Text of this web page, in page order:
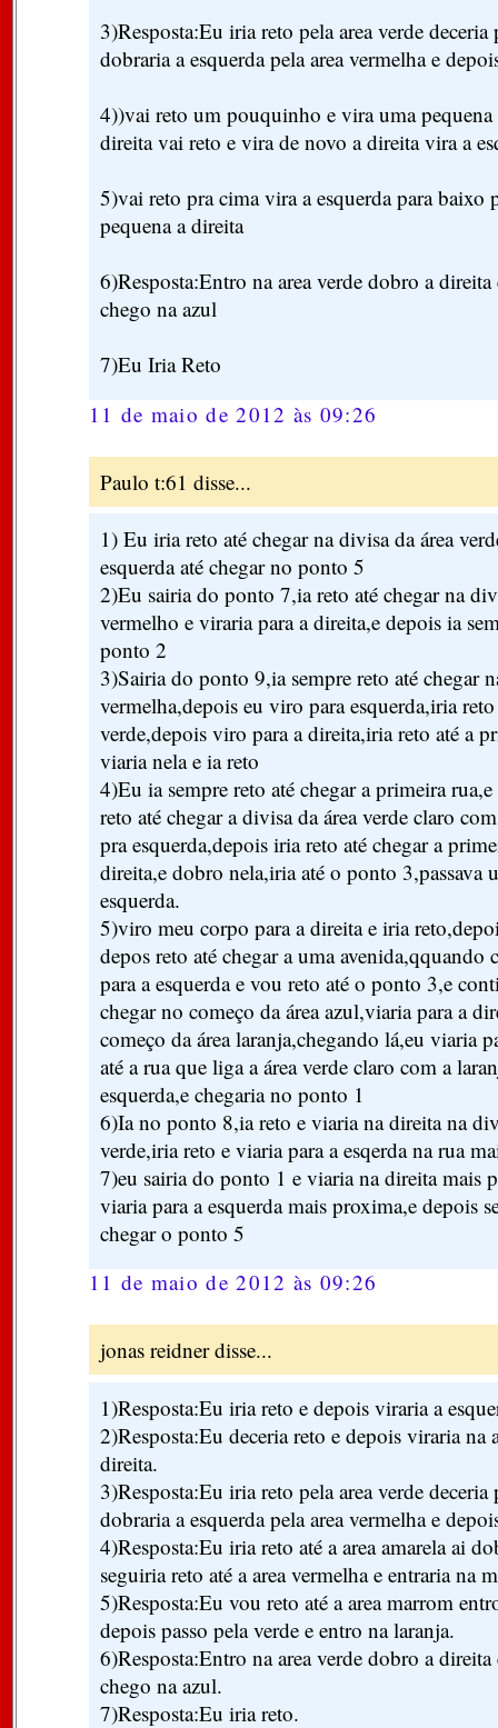
3)Resposta:Eu iria reto pela area verde deceria
dobraria a esquerda pela area vermelha e
4))vai reto um pouquinho e vira uma
direita vai reto e vira de novo a direita vira a
5)vai reto pra cima vira a esquerda para baixo
pequena a direita
6)Resposta:Entro na area verde dobro a
chego na azul
7)Eu Iria Reto
11 de maio de 2012 às 09:26
Paulo t:61 disse...
1) Eu iria reto até chegar na divisa da área
esquerda até chegar no ponto 5
2)Eu sairia do ponto 7,ia reto até chegar na
vermelho e viraria para a direita,e depois ia
ponto 2
3)Sairia do ponto 9,ia sempre reto até chegar
vermelha,depois eu viro para esquerda,iria
verde,depois viro para a direita,iria reto até a
viaria nela e ia reto
4)Eu ia sempre reto até chegar a primeira
reto até chegar a divisa da área verde claro
pra esquerda,depois iria reto até chegar a
direita,e dobro nela,iria até o ponto 3,passava
esquerda.
5)viro meu corpo para a direita e iria
depos reto até chegar a uma avenida,qquando
para a esquerda e vou reto até o ponto 3,e
chegar no começo da área azul,viaria para a
começo da área laranja,chegando lá,eu viaria
até a rua que liga a área verde claro com a
esquerda,e chegaria no ponto 1
6)Ia no ponto 8,ia reto e viaria na direita na
verde,iria reto e viaria para a esqerda na rua
7)eu sairia do ponto 1 e viaria na direita mais
viaria para a esquerda mais proxima,e depois
chegar o ponto 5
11 de maio de 2012 às 09:26
jonas reidner disse...
1)Resposta:Eu iria reto e depois viraria a
2)Resposta:Eu deceria reto e depois viraria na
direita.
3)Resposta:Eu iria reto pela area verde deceria
dobraria a esquerda pela area vermelha e
4)Resposta:Eu iria reto até a area amarela ai
seguiria reto até a area vermelha e entraria na
5)Resposta:Eu vou reto até a area marrom
depois passo pela verde e entro na laranja.
6)Resposta:Entro na area verde dobro a
chego na azul.
7)Resposta:Eu iria reto.